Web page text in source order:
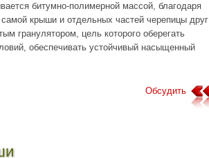
битумно-полимерной массой, благодаря
крыши и отдельных частей черепицы друг
гранулятором, цель которого оберегать
обеспечивать устойчивый насыщенный
Обсудить